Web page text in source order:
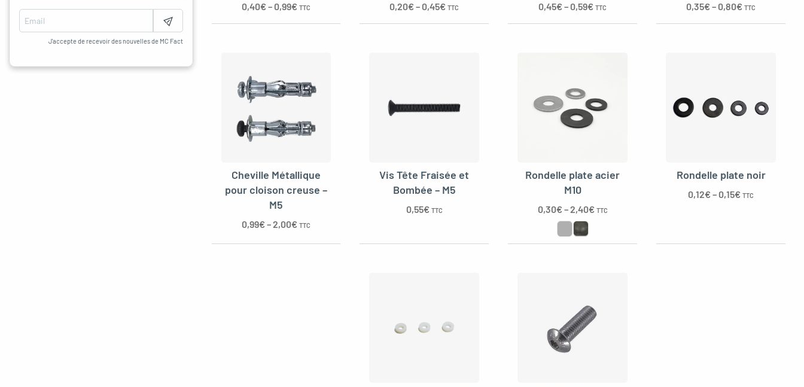
0,40€– 0,99€ TTC 0,20€– 0,45€ TTC 0,45€– 0,59€ TTC 0,35€– 0,80€ TTC
Cheville Métallique
pour cloison creuse –
M5
0,99€–2,00€ TTC
Vis Tête Fraisée et
Bombée – M5
0,55€ TTC
Rondelle plate acier
M10
0,30€–2,40€ TTC
Rondelle plate noir
0,12€– 0,15€ TTC
J'accepte de recevoir des nouvelles de MC Fact